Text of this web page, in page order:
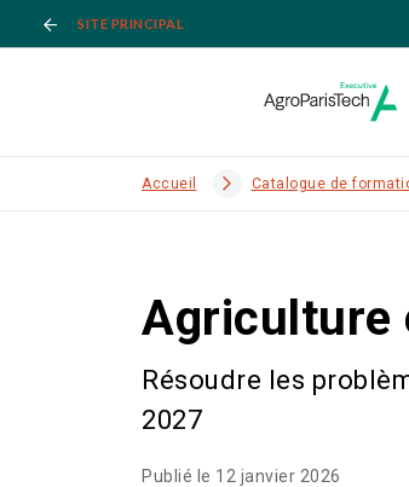
SITE PRINCIPAL
Accueil Catalogue de
Agriculture
Résoudre les
2027
Publié le 12 janvier 2026